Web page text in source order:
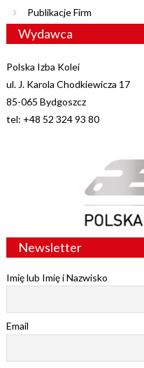
Publikacje Firm
Wydawca
Polska Izba Kolei
ul. J. Karola Chodkiewicza 17
85-065 Bydgoszcz
tel: +48 52 324 93 80
Newsletter
Imię lub Imię i Nazwisko
Email